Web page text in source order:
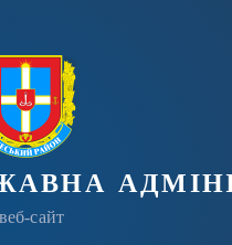
сайт